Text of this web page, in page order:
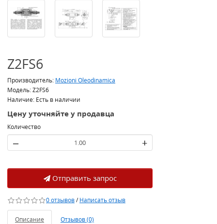
Z2FS6
Производитель: Mozioni Oleodinamica
Модель: Z2FS6
Наличие: Есть в наличии
Цену уточняйте у продавца
Количество
– +
Отправить запрос
0 отзывов/Написать отзыв
Описание Отзывов (0)